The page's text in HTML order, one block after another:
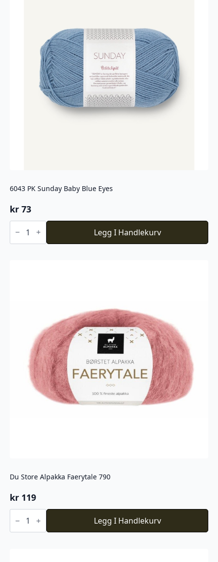
6043 PK Sunday Baby Blue Eyes
kr 73
6043
PK
Baby
Legg I Handlekurv
Du Store Alpakka Faerytale 790
kr 119
Du
Store
Faerytale
Legg I Handlekurv